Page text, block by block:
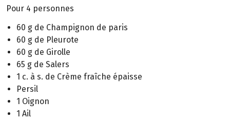
Pour 4 personnes
60 g de Champignon de paris
60 g de Pleurote
60 g de Girolle
65 g de Salers
1 c. à s. de Crème fraîche épaisse
Persil
1 Oignon
1 Ail